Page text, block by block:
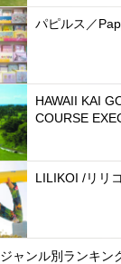
パピルス／
HAWAII KAI
COURSE
LILIKOI /リリ
ジャンル別ランキン